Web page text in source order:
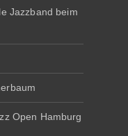
Jazzband beim
Open Hamburg